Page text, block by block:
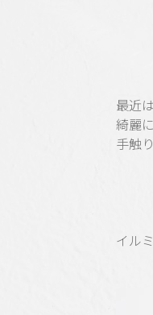
最近
綺麗
手触
イル